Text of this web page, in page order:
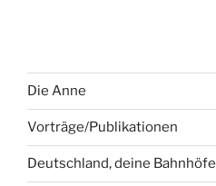
Die Anne
Vorträge/Publikationen
Deutschland, deine Bahnhöfe